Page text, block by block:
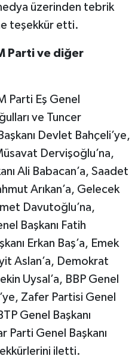
üzerinden tebrik
teşekkür etti.
Parti ve diğer
Parti Eş Genel
ve Tuncer
Devlet Bahçeli’ye,
Dervişoğlu’na,
Ali Babacan’a, Saadet
Arıkan’a, Gelecek
Davutoğlu’na,
Başkanı Fatih
Erkan Baş’a, Emek
Aslan’a, Demokrat
Uysal’a, BBP Genel
Zafer Partisi Genel
Genel Başkanı
Parti Genel Başkanı
iletti.